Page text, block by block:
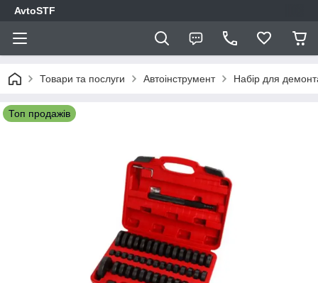
AvtoSTF
Товари та послуги Автоінструмент Набір для
Топ продажів